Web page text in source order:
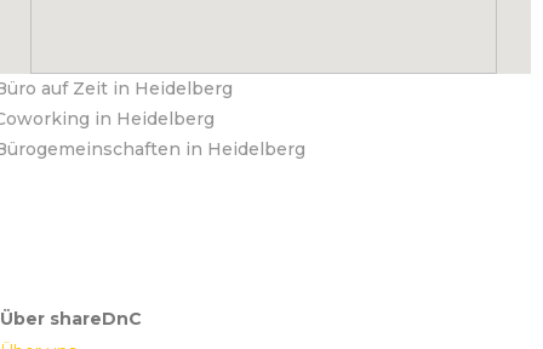
auf Zeit in Heidelberg
in Heidelberg
in Heidelberg
Über shareDnC